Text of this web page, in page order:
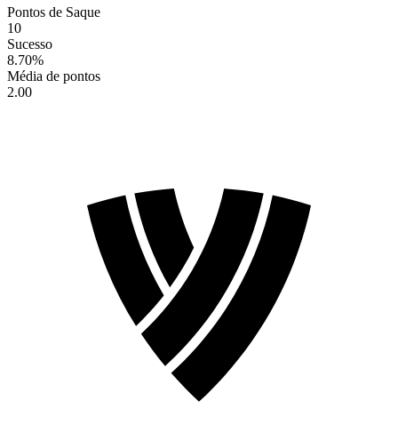
Pontos de Saque
10
Sucesso
8.70%
Média de pontos
2.00